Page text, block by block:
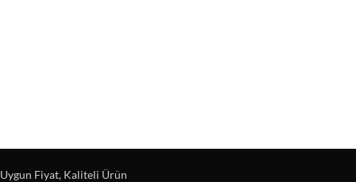
Uygun Fiyat, Kaliteli Ürün